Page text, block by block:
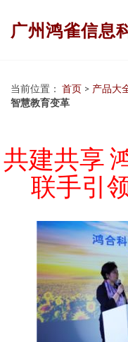
广州鸿雀信息
当前位置： 首页 > 产品大
智慧教育变革
共建共享
联手引